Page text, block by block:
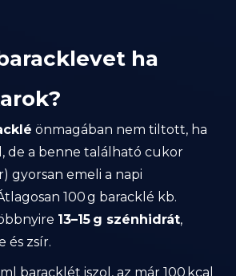
ha
önmagában nem tiltott, ha
de a benne található cukor
gyorsan emeli a napi
100 g baracklé kb.
13–15 g szénhidrát,
és zsír.
baracklét iszol, az már 100 kcal